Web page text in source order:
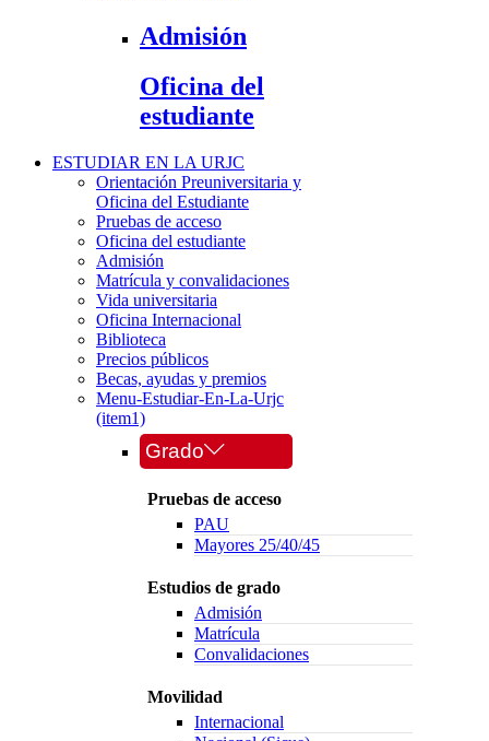
Admisión
Oficina del
estudiante
ESTUDIAR EN LA URJC
Orientación Preuniversitaria y
Oficina del Estudiante
Pruebas de acceso
Oficina del estudiante
Admisión
Matrícula y convalidaciones
Vida universitaria
Oficina Internacional
Biblioteca
Precios públicos
Becas, ayudas y premios
Menu-Estudiar-En-La-Urjc
(item1)
Grado
Pruebas de acceso
PAU
Mayores 25/40/45
Estudios de grado
Admisión
Matrícula
Convalidaciones
Movilidad
Internacional